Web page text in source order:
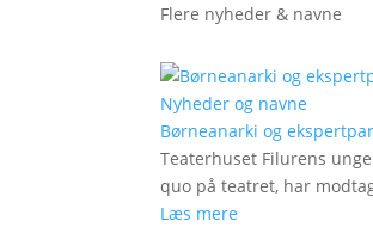
Flere nyheder & navne
Nyheder og navne
Børneanarki og
Teaterhuset Filurens
quo på teatret, har
Læs mere